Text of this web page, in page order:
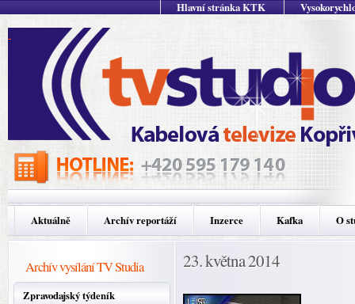
Hlavní stránka KTK
Aktuálně Archív reportáží Inzerce Kafka O
Archív vysílání TV Studia
Zpravodajský týdeník
23. května 2014